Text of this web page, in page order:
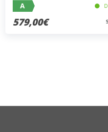
A
579,00€